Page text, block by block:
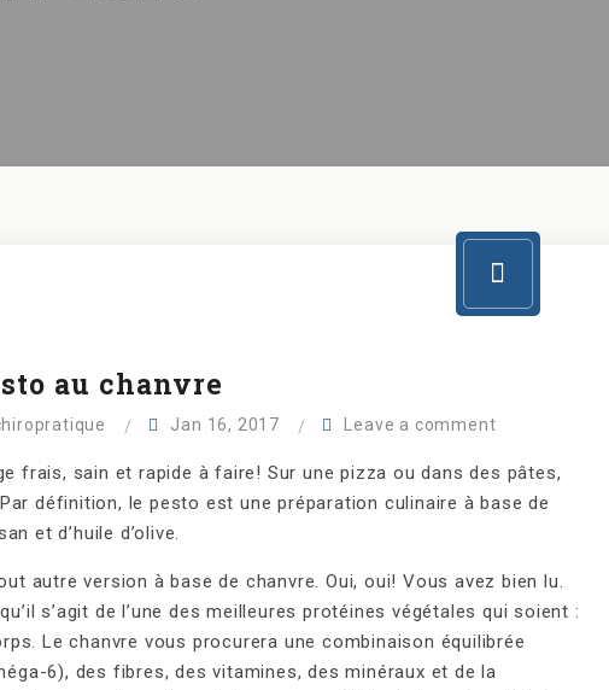
au chanvre
Jan 16, 2017 Leave a comment
frais, sain et rapide à faire! Sur une pizza ou dans des pâtes,
définition, le pesto est une préparation culinaire à base de
et d’huile d’olive.
autre version à base de chanvre. Oui, oui! Vous avez bien lu.
s’agit de l’une des meilleures protéines végétales qui soient :
Le chanvre vous procurera une combinaison équilibrée
6), des fibres, des vitamines, des minéraux et de la